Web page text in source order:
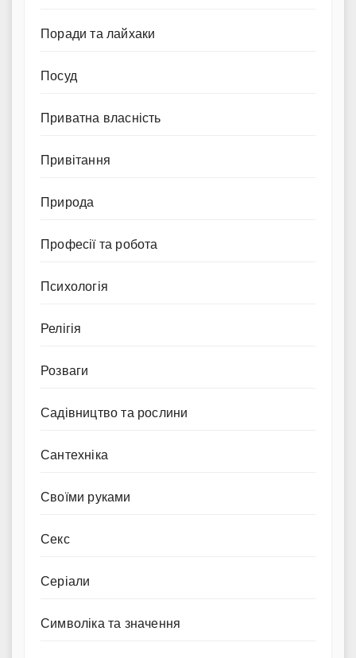
Поради та лайхаки
Посуд
Приватна власність
Привітання
Природа
Професії та робота
Психологія
Релігія
Розваги
Садівництво та рослини
Сантехніка
Своїми руками
Секс
Серіали
Символіка та значення